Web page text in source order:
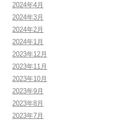
2024年4月
2024年3月
2024年2月
2024年1月
2023年12月
2023年11月
2023年10月
2023年9月
2023年8月
2023年7月